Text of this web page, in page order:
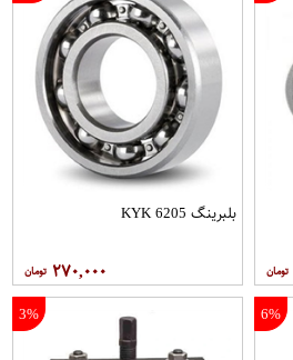
بلبرینگ 6205 KYK
۲۷۰,۰۰۰
6%
3%